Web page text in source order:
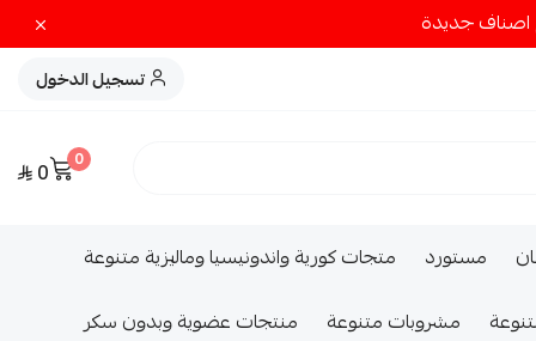
تسجيل الدخول
0
0
مستورد
متجات كورية واندونيسيا وماليزية متنوعة
مشروبات متنوعة منتجات عضوية وبدون سكر